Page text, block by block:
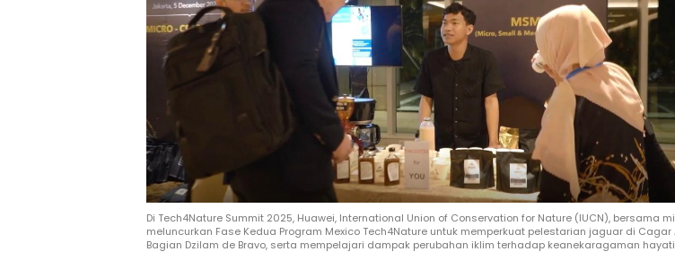
Di Tech4Nature Summit 2025, Huawei, International Union of Conservation for Nature (IUCN), bersama
meluncurkan Fase Kedua Program Mexico Tech4Nature untuk memperkuat pelestarian jaguar di Cagar
Bagian Dzilam de Bravo, serta mempelajari dampak perubahan iklim terhadap keanekaragaman hayati